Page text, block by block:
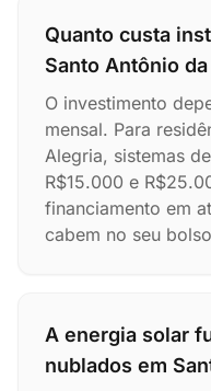
Quanto custa
Santo Antônio
O investimento
mensal. Para
Alegria, sistemas
R$15.000 e
financiamento em
cabem no seu
A energia solar
nublados em